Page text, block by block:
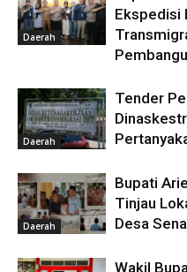
Daerah
Ekspedisi
Daerah
Tender
Daerah
Bupati
Tinjau
Desa
Wakil